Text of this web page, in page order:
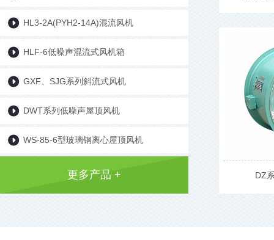
HL3-2A(PYH2-14A)混流风机
HLF-6低噪声混流式风机箱
GXF、SJG系列斜流式风机
DWT系列低噪声屋顶风机
WS-85-6型玻璃钢离心屋顶风机
更多产品 + DZ